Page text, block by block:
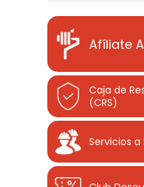
Afíliate
Caja de
(CRS)
Servicios